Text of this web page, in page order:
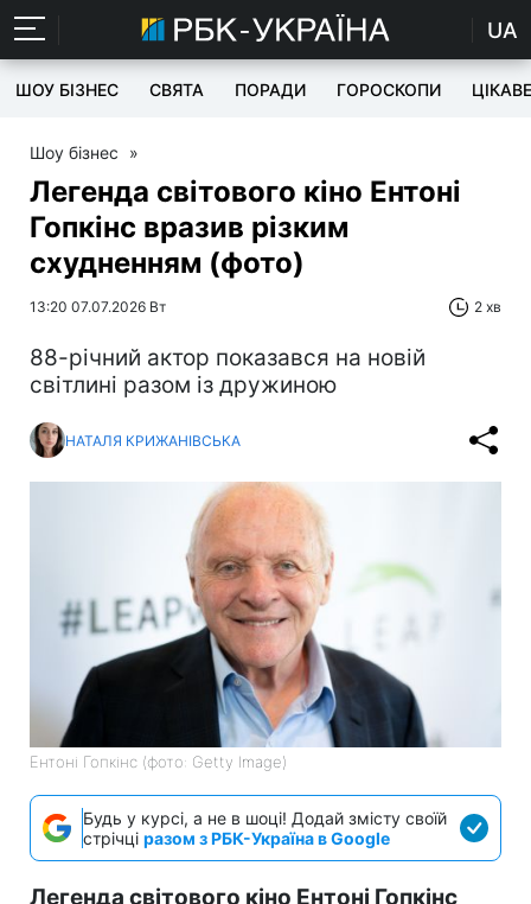
UA
ШОУ БІЗНЕС СВЯТА ПОРАДИ ГОРОСКОПИ ЦІКАВЕ
Шоу бізнес »
Легенда світового кіно Ентоні
Гопкінс вразив різким
схудненням (фото)
13:20 07.07.2026 Вт 2 хв
88-річний актор показався на новій
світлині разом із дружиною
НАТАЛЯ КРИЖАНІВСЬКА
Ентоні Гопкінс (фото: Getty Image)
Будь у курсі, а не в шоці! Додай змісту своїй
стрічці разом з РБК-Україна в Google
Легенда світового кіно Ентоні Гопкінс